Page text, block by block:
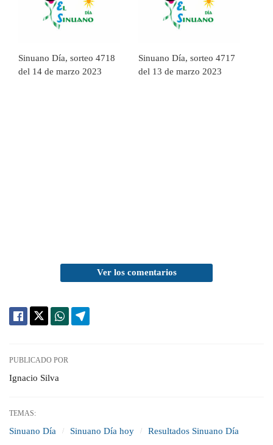
Sinuano Día, sorteo 4718
del 14 de marzo 2023
Sinuano Día, sorteo 4717
del 13 de marzo 2023
Ver los comentarios
PUBLICADO POR
Ignacio Silva
TEMAS:
Sinuano Día Sinuano Día hoy Resultados Sinuano Día